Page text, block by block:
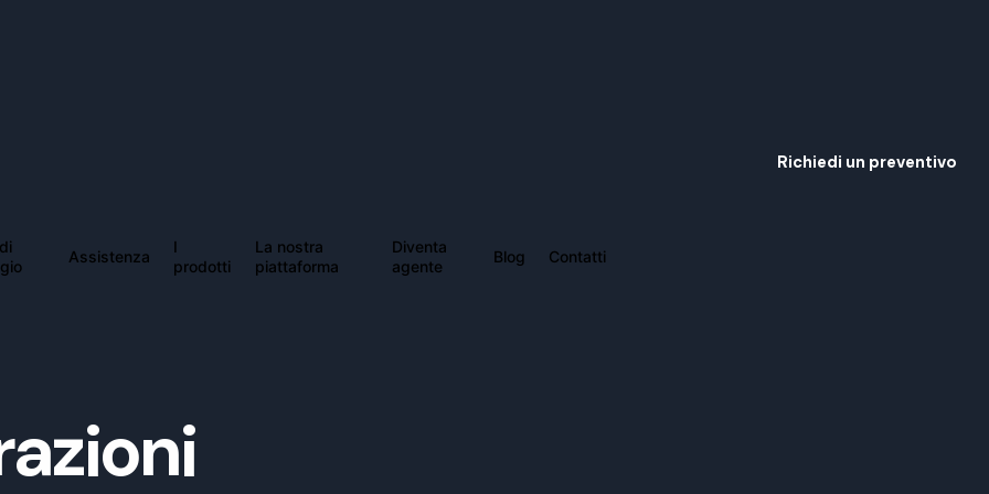
Assistenza
I
prodotti
La nostra
piattaforma
Diventa
agente
Blog Contatti
Richiedi un preventivo